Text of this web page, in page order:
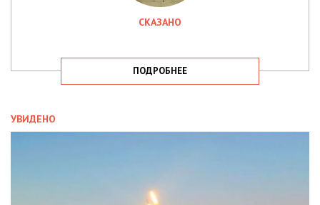
СКАЗАНО
ПОДРОБНЕЕ
УВИДЕНО